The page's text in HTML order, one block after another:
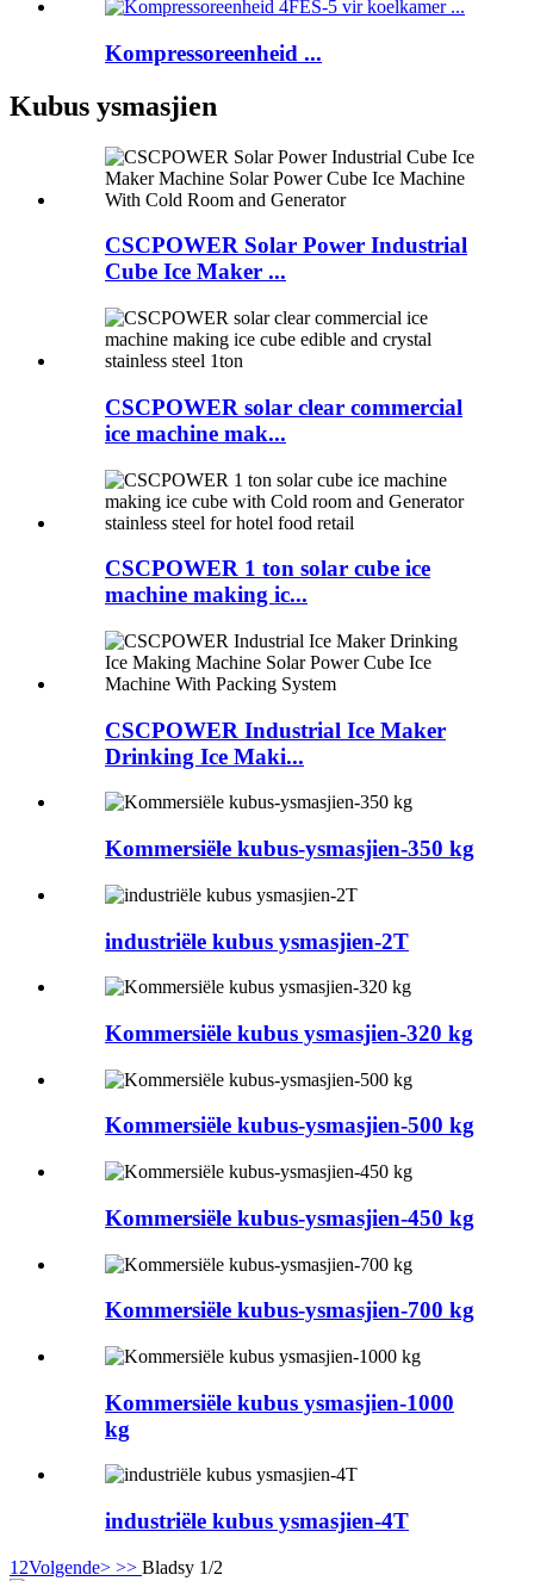
Kompressoreenheid ...
Kubus ysmasjien
CSCPOWER Solar Power Industrial
Cube Ice Maker ...
CSCPOWER solar clear commercial
ice machine mak...
CSCPOWER 1 ton solar cube ice
machine making ic...
CSCPOWER Industrial Ice Maker
Drinking Ice Maki...
Kommersiële kubus-ysmasjien-350 kg
industriële kubus ysmasjien-2T
Kommersiële kubus ysmasjien-320 kg
Kommersiële kubus-ysmasjien-500 kg
Kommersiële kubus-ysmasjien-450 kg
Kommersiële kubus-ysmasjien-700 kg
Kommersiële kubus ysmasjien-1000
kg
industriële kubus ysmasjien-4T
1 2Volgende> >> Bladsy 1/2